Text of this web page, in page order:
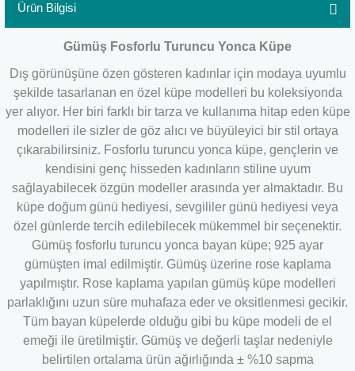
Ürün Bilgisi
Gümüş Fosforlu Turuncu Yonca Küpe
Dış görünüşüne özen gösteren kadınlar için modaya uyumlu
şekilde tasarlanan en özel küpe modelleri bu koleksiyonda
yer alıyor. Her biri farklı bir tarza ve kullanıma hitap eden küpe
modelleri ile sizler de göz alıcı ve büyüleyici bir stil ortaya
çıkarabilirsiniz. Fosforlu turuncu yonca küpe, gençlerin ve
kendisini genç hisseden kadınların stiline uyum
sağlayabilecek özgün modeller arasında yer almaktadır. Bu
küpe doğum günü hediyesi, sevgililer günü hediyesi veya
özel günlerde tercih edilebilecek mükemmel bir seçenektir.
Gümüş fosforlu turuncu yonca bayan küpe; 925 ayar
gümüşten imal edilmiştir. Gümüş üzerine rose kaplama
yapılmıştır. Rose kaplama yapılan gümüş küpe modelleri
parlaklığını uzun süre muhafaza eder ve oksitlenmesi gecikir.
Tüm bayan küpelerde olduğu gibi bu küpe modeli de el
emeği ile üretilmiştir. Gümüş ve değerli taşlar nedeniyle
belirtilen ortalama ürün ağırlığında ± %10 sapma